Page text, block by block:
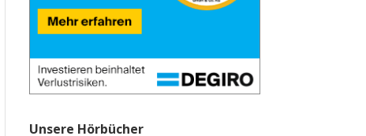
Unsere Hörbücher